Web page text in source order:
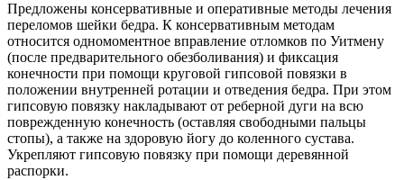
Предложены консервативные и оперативные методы лечения
переломов шейки бедра. К консервативным методам
относится одномоментное вправление отломков по Уитмену
(после предварительного обезболивания) и фиксация
конечности при помощи круговой гипсовой повязки в
положении внутренней ротации и отведения бедра. При этом
гипсовую повязку накладывают от реберной дуги на всю
поврежденную конечность (оставляя свободными пальцы
стопы), а также на здоровую йогу до коленного сустава.
Укрепляют гипсовую повязку при помощи деревянной
распорки.